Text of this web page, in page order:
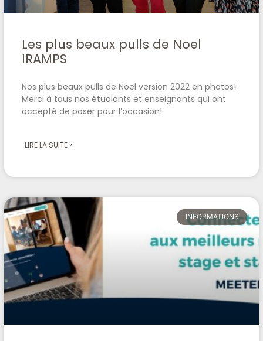
Les plus beaux pulls de Noel
IRAMPS
Nos plus beaux pulls de Noel version 2022 en photos!
Merci à tous nos étudiants et enseignants qui ont
accepté de poser pour l’occasion!
LIRE LA SUITE »
INFORMATIONS